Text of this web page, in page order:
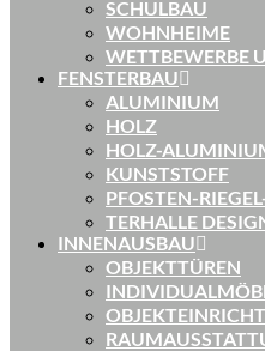
SCHULBAU
WOHNHEIME
WETTBEWERBE
FENSTERBAU
ALUMINIUM
HOLZ
HOLZ-
KUNSTSTOFF
PFOSTEN-
TERHALLE
INNENAUSBAU
OBJEKTTÜREN